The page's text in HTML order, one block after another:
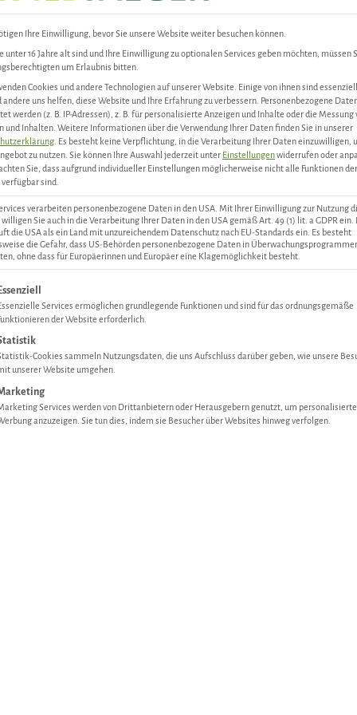
Artikelnummer:1814701
Kategorien: Klassiker für die
BESCHREIBUNGZUTATEN & NÄHRWERTE
kompakt und mild. Aus Landschwein-Haltung für
und Zeit. Unsere Wildwurst erfüllt alle drei Punkte:
Aromen, kein gespritzter Rauch.
aus?
Muskat, Pfeffer, Koriander), in Naturdarm. Homogen ohne
Mit Bratkartoffeln und Spiegelei.
Ihre Einwilligung, bevor Sie unsere Website weiter besuchen können.
unter 16 Jahre alt sind und Ihre Einwilligung zu optionalen Services geben möchten, müssen
um Erlaubnis bitten.
Cookies und andere Technologien auf unserer Website. Einige von ihnen sind essenziell,
andere uns helfen, diese Website und Ihre Erfahrung zu verbessern. Personenbezogene
werden (z. B. IP-Adressen), z. B. für personalisierte Anzeigen und Inhalte oder die Messung
und Inhalten. Weitere Informationen über die Verwendung Ihrer Daten finden Sie in unserer
Es besteht keine Verpflichtung, in die Verarbeitung Ihrer Daten einzuwilligen,
zu nutzen. Sie können Ihre Auswahl jederzeit unter Einstellungenwiderrufen oder
Sie, dass aufgrund individueller Einstellungen möglicherweise nicht alle Funktionen der
sind.
verarbeiten personenbezogene Daten in den USA. Mit Ihrer Einwilligung zur Nutzung
willigen Sie auch in die Verarbeitung Ihrer Daten in den USA gemäß Art. 49 (1) lit. a GDPR ein.
die USA als ein Land mit unzureichendem Datenschutz nach EU-Standards ein. Es besteht
die Gefahr, dass US-Behörden personenbezogene Daten in
ohne dass für Europäerinnen und Europäer eine Klagemöglichkeit besteht.
eine Liste der Service-Gruppen, für die eine Einwilligung
Essenziell
Services ermöglichen grundlegende Funktionen und sind für das ordnungsgemäße
der Website erforderlich.
Cookies sammeln Nutzungsdaten, die uns Aufschluss darüber geben, wie unsere
unserer Website umgehen.
Services werden von Drittanbietern oder Herausgebern genutzt, um personalisierte
anzuzeigen. Sie tun dies, indem sie Besucher über Websites hinweg verfolgen.